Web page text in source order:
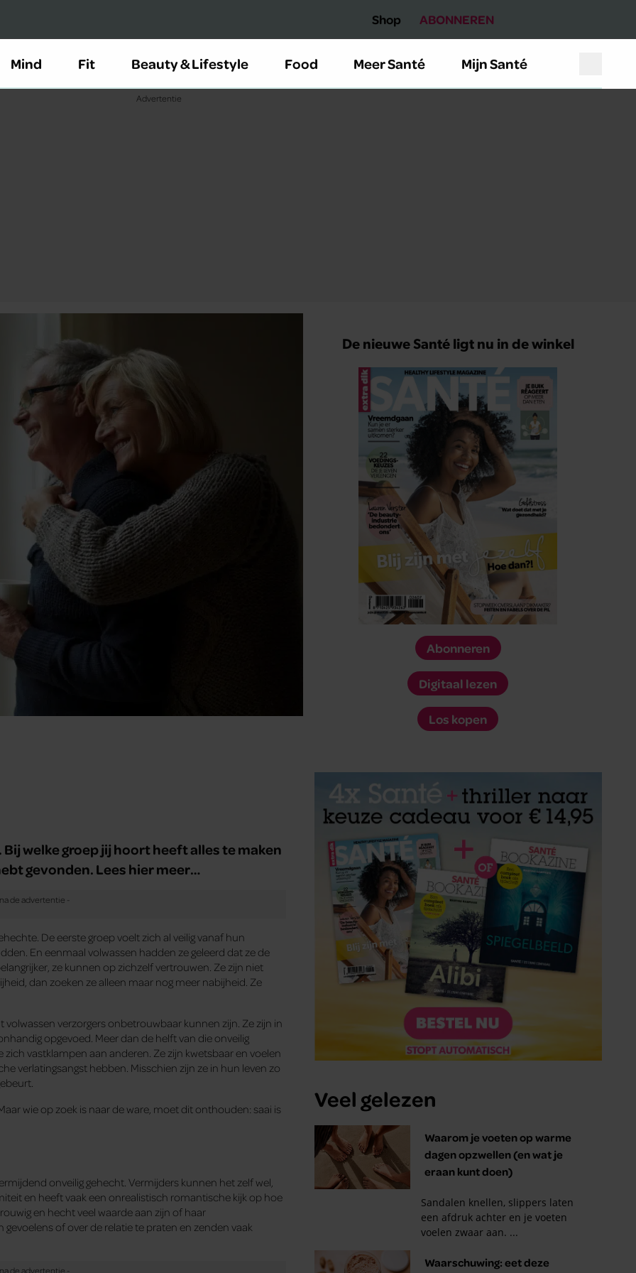
Shop ABONNEREN
Mind Fit Beauty & Lifestyle Food Meer Santé Mijn Santé
welke groep jij hoort heeft alles te maken
gevonden. Lees hier meer…
De eerste groep voelt zich al veilig vanaf hun
En eenmaal volwassen hadden ze geleerd dat ze de
ze kunnen op zichzelf vertrouwen. Ze zijn niet
dan zoeken ze alleen maar nog meer nabijheid. Ze
verzorgers onbetrouwbaar kunnen zijn. Ze zijn in
opgevoed. Meer dan de helft van die onveilig
vastklampen aan anderen. Ze zijn kwetsbaar en voelen
verlatingsangst hebben. Misschien zijn ze in hun leven zo
wie op zoek is naar de ware, moet dit onthouden: saai is
onveilig gehecht. Vermijders kunnen het zelf wel,
en heeft vaak een onrealistisch romantische kijk op hoe
en hecht veel waarde aan zijn of haar
of over de relatie te praten en zenden vaak
De nieuwe Santé ligt nu in de winkel
Abonneren
Digitaal lezen
Los kopen